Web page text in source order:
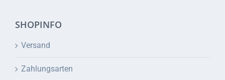
SHOPINFO
Versand
Zahlungsarten